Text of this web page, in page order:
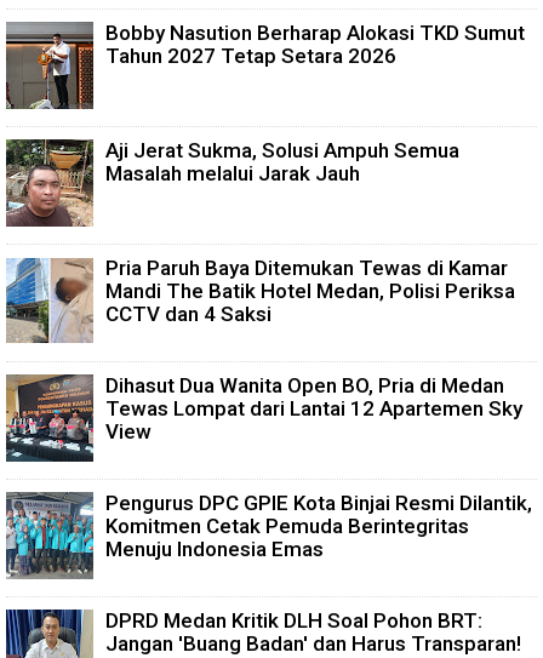
Bobby Nasution Berharap Alokasi TKD Sumut
Tahun 2027 Tetap Setara 2026
Aji Jerat Sukma, Solusi Ampuh Semua
Masalah melalui Jarak Jauh
Pria Paruh Baya Ditemukan Tewas di Kamar
Mandi The Batik Hotel Medan, Polisi Periksa
CCTV dan 4 Saksi
Dihasut Dua Wanita Open BO, Pria di Medan
Tewas Lompat dari Lantai 12 Apartemen Sky
View
Pengurus DPC GPIE Kota Binjai Resmi Dilantik,
Komitmen Cetak Pemuda Berintegritas
Menuju Indonesia Emas
DPRD Medan Kritik DLH Soal Pohon BRT:
Jangan 'Buang Badan' dan Harus Transparan!